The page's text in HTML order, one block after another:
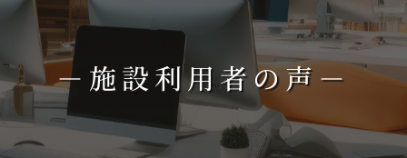
NEWS
Reviews
Contact
－施設利用者の声－